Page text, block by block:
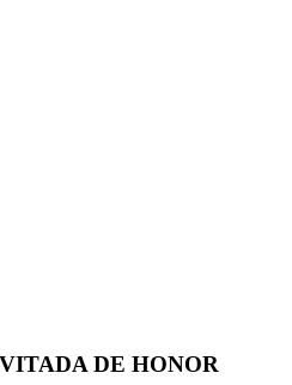
DE HONOR